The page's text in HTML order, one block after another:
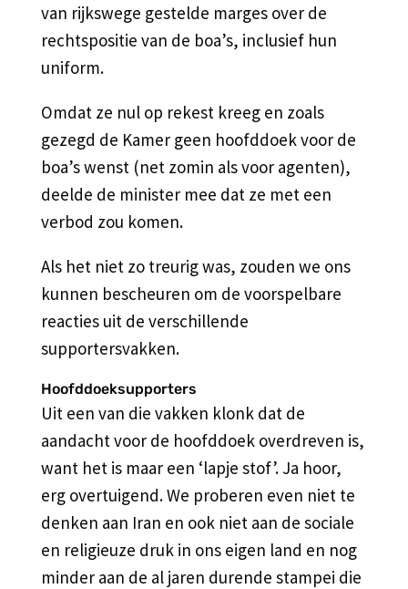
van rijkswege gestelde marges over de
rechtspositie van de boa’s, inclusief hun
uniform.
Omdat ze nul op rekest kreeg en zoals
gezegd de Kamer geen hoofddoek voor de
boa’s wenst (net zomin als voor agenten),
deelde de minister mee dat ze met een
verbod zou komen.
Als het niet zo treurig was, zouden we ons
kunnen bescheuren om de voorspelbare
reacties uit de verschillende
supportersvakken.
Hoofddoeksupporters
Uit een van die vakken klonk dat de
aandacht voor de hoofddoek overdreven is,
want het is maar een ‘lapje stof’. Ja hoor,
erg overtuigend. We proberen even niet te
denken aan Iran en ook niet aan de sociale
en religieuze druk in ons eigen land en nog
minder aan de al jaren durende stampei die